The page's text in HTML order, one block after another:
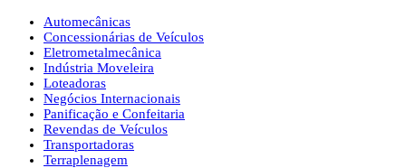
Automecânicas
Concessionárias de Veículos
Eletrometalmecânica
Indústria Moveleira
Loteadoras
Negócios Internacionais
Panificação e Confeitaria
Revendas de Veículos
Transportadoras
Terraplenagem